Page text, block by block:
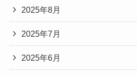
2025年8月
2025年7月
2025年6月